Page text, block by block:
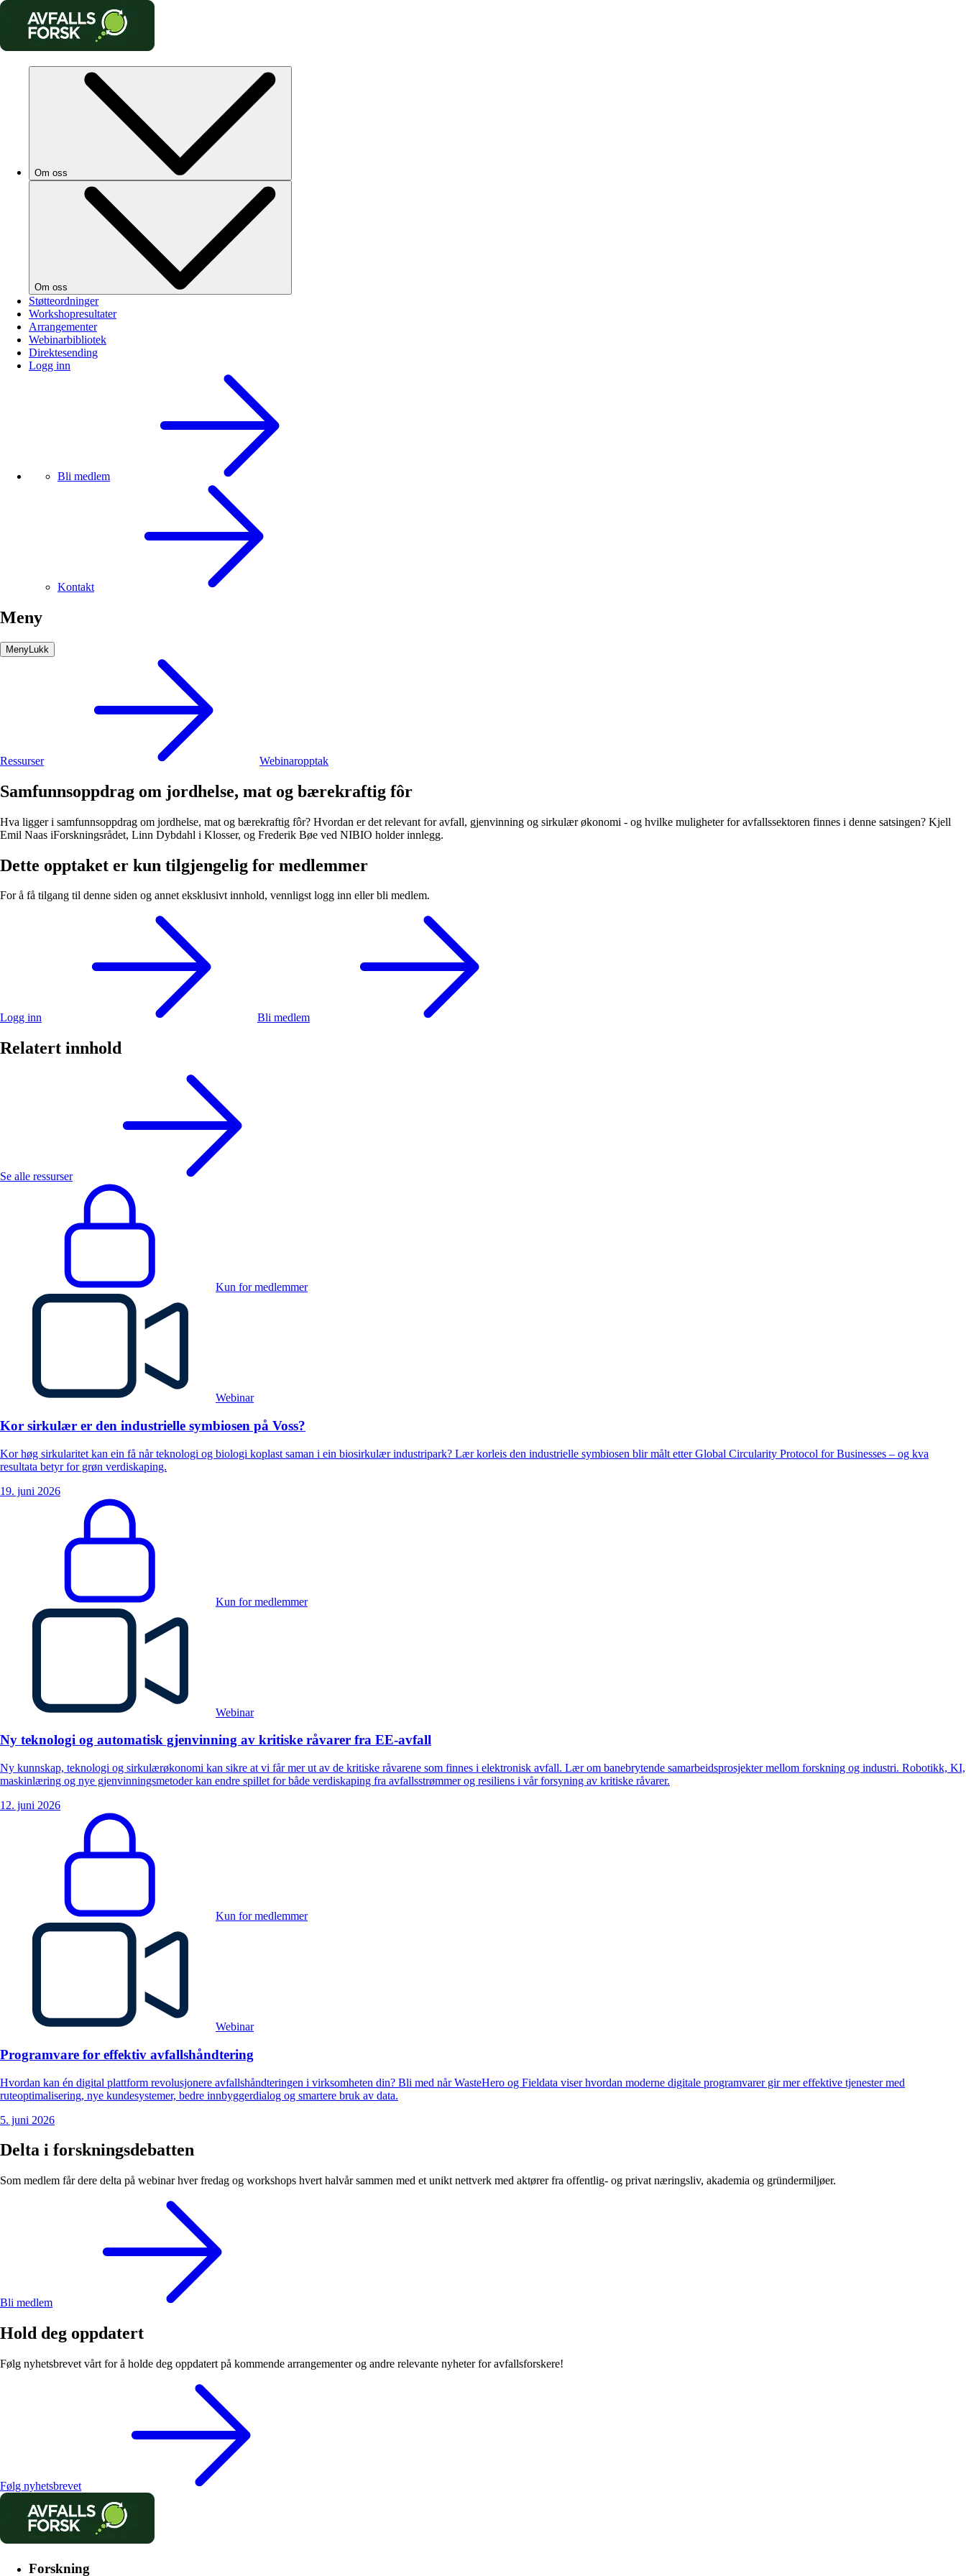
Om oss
Om oss
Støtteordninger
Workshopresultater
Arrangementer
Webinarbibliotek
Direktesending
Logg inn
Bli medlem
Kontakt
Meny
Meny Lukk
Ressurser Webinaropptak
Samfunnsoppdrag om jordhelse, mat og bærekraftig fôr
Hva ligger i samfunnsoppdrag om jordhelse, mat og bærekraftig fôr? Hvordan er det relevant for avfall, gjenvinning og sirkulær økonomi - og hvilke muligheter for avfallssektoren finnes i denne satsingen? Kjell
Emil Naas iForskningsrådet, Linn Dybdahl i Klosser, og Frederik Bøe ved NIBIO holder innlegg.
Dette opptaket er kun tilgjengelig for medlemmer
For å få tilgang til denne siden og annet eksklusivt innhold, vennligst logg inn eller bli medlem.
Logg inn Bli medlem
Relatert innhold
Se alle ressurser
Kun for medlemmer
Webinar
Kor sirkulær er den industrielle symbiosen på Voss?
Kor høg sirkularitet kan ein få når teknologi og biologi koplast saman i ein biosirkulær industripark? Lær korleis den industrielle symbiosen blir målt etter Global Circularity Protocol for Businesses – og kva
resultata betyr for grøn verdiskaping.
19. juni 2026
Kun for medlemmer
Webinar
Ny teknologi og automatisk gjenvinning av kritiske råvarer fra EE-avfall
Ny kunnskap, teknologi og sirkulærøkonomi kan sikre at vi får mer ut av de kritiske råvarene som finnes i elektronisk avfall. Lær om banebrytende samarbeidsprosjekter mellom forskning og industri. Robotikk, KI,
maskinlæring og nye gjenvinningsmetoder kan endre spillet for både verdiskaping fra avfallsstrømmer og resiliens i vår forsyning av kritiske råvarer.
12. juni 2026
Kun for medlemmer
Webinar
Programvare for effektiv avfallshåndtering
Hvordan kan én digital plattform revolusjonere avfallshåndteringen i virksomheten din? Bli med når WasteHero og Fieldata viser hvordan moderne digitale programvarer gir mer effektive tjenester med
ruteoptimalisering, nye kundesystemer, bedre innbyggerdialog og smartere bruk av data.
5. juni 2026
Delta i forskningsdebatten
Som medlem får dere delta på webinar hver fredag og workshops hvert halvår sammen med et unikt nettverk med aktører fra offentlig- og privat næringsliv, akademia og gründermiljøer.
Bli medlem
Hold deg oppdatert
Følg nyhetsbrevet vårt for å holde deg oppdatert på kommende arrangementer og andre relevante nyheter for avfallsforskere!
Følg nyhetsbrevet
Forskning